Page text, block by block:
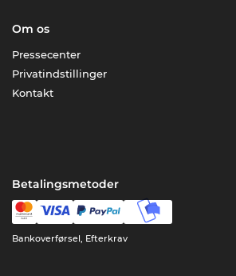
Om os
Pressecenter
Privatindstillinger
Kontakt
Betalingsmetoder
Bankoverførsel, Efterkrav